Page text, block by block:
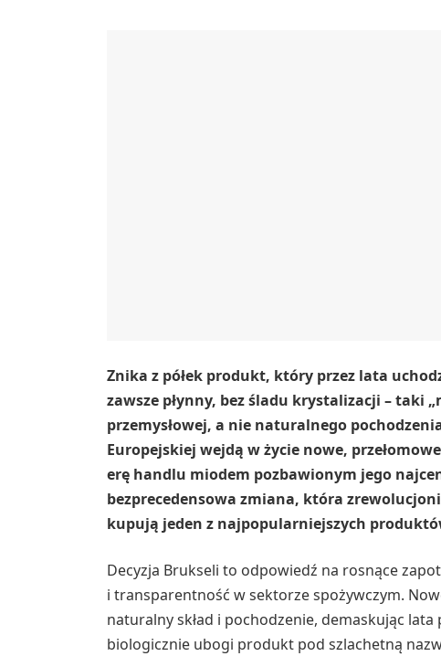
Znika z półek produkt, który przez lata
zawsze płynny, bez śladu krystalizacji – taki
przemysłowej, a nie naturalnego
Europejskiej wejdą w życie nowe,
erę handlu miodem pozbawionym jego
bezprecedensowa zmiana, która
kupują jeden z najpopularniejszych
Decyzja Brukseli to odpowiedź na rosnące
i transparentność w sektorze spożywczym.
naturalny skład i pochodzenie, demaskując
biologicznie ubogi produkt pod szlachetną